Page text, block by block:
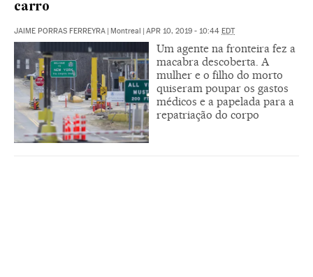
carro
JAIME PORRAS FERREYRA | Montreal | APR 10, 2019 - 10:44 EDT
Um agente na fronteira fez a
macabra descoberta. A
mulher e o filho do morto
quiseram poupar os gastos
médicos e a papelada para a
repatriação do corpo